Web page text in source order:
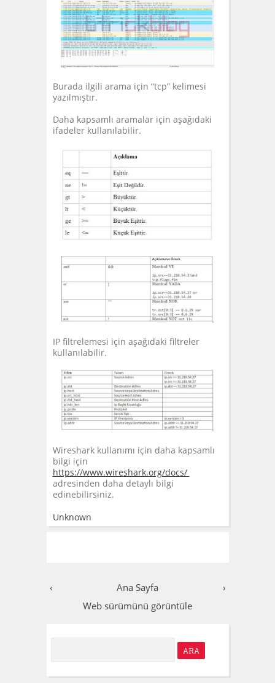
Burada ilgili arama için “tcp” kelimesi
yazılmıştır.
Daha kapsamlı aramalar için aşağıdaki
ifadeler kullanılabilir.
IP filtrelemesi için aşağıdaki filtreler
kullanılabilir.
Wireshark kullanımı için daha kapsamlı
bilgi için
https://www.wireshark.org/docs/
adresinden daha detaylı bilgi
edinebilirsiniz.
Unknown
‹ ›
Ana Sayfa
Web sürümünü görüntüle
e